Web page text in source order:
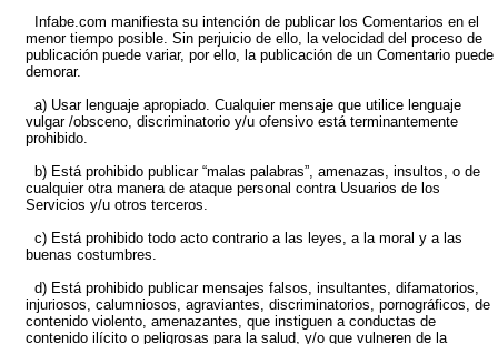
Infabe.com manifiesta su intención de publicar los Comentarios en el
menor tiempo posible. Sin perjuicio de ello, la velocidad del proceso de
publicación puede variar, por ello, la publicación de un Comentario puede
demorar.
a) Usar lenguaje apropiado. Cualquier mensaje que utilice lenguaje
vulgar /obsceno, discriminatorio y/u ofensivo está terminantemente
prohibido.
b) Está prohibido publicar “malas palabras”, amenazas, insultos, o de
cualquier otra manera de ataque personal contra Usuarios de los
Servicios y/u otros terceros.
c) Está prohibido todo acto contrario a las leyes, a la moral y a las
buenas costumbres.
d) Está prohibido publicar mensajes falsos, insultantes, difamatorios,
injuriosos, calumniosos, agraviantes, discriminatorios, pornográficos, de
contenido violento, amenazantes, que instiguen a conductas de
contenido ilícito o peligrosas para la salud, y/o que vulneren de la